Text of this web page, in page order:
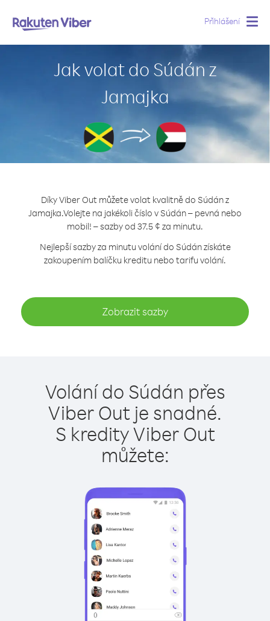
Přihlášení
Jak volat do Súdán z
Jamajka
Díky Viber Out můžete volat kvalitně do Súdán z
Jamajka.Volejte na jakékoli číslo v Súdán – pevná nebo
mobil! – sazby od 37.5 ¢ za minutu.
Nejlepší sazby za minutu volání do Súdán získáte
zakoupením balíčku kreditu nebo tarifu volání.
Zobrazit sazby
Volání do Súdán přes
Viber Out je snadné.
S kredity Viber Out
můžete: